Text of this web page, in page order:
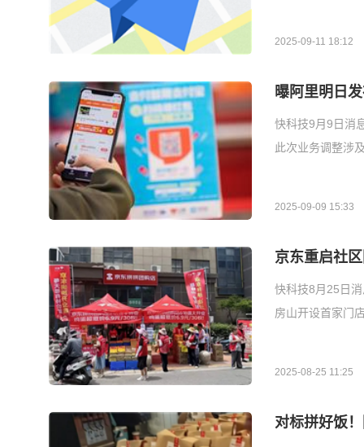
2025-09-11 18:12
曝阿里明日
快科技9月9日消
此次业务调整涉
2025-09-09 15:33
京东重启社
快科技8月25日
房山开设首家门
2025-08-25 11:25
对标拼好饭